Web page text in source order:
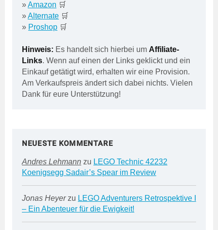
»Amazon 🛒
»Alternate 🛒
» Proshop 🛒
Hinweis: Es handelt sich hierbei um Affiliate-
Links. Wenn auf einen der Links geklickt und ein
Einkauf getätigt wird, erhalten wir eine Provision.
Am Verkaufspreis ändert sich dabei nichts. Vielen
Dank für eure Unterstützung!
NEUESTE KOMMENTARE
Andres Lehmann zu LEGO Technic 42232
Koenigsegg Sadair’s Spear im Review
Jonas Heyerzu LEGO Adventurers Retrospektive I
– Ein Abenteuer für die Ewigkeit!